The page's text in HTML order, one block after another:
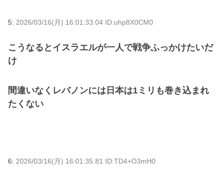
5: 2026/03/16(月) 16:01:33.04 ID:uhp8X0CM0
こうなるとイスラエルが一人で戦争ふっかけたいだ
け
間違いなくレバノンには日本は1ミリも巻き込まれ
たくない
6: 2026/03/16(月) 16:01:35.81 ID:TD4+O3mH0